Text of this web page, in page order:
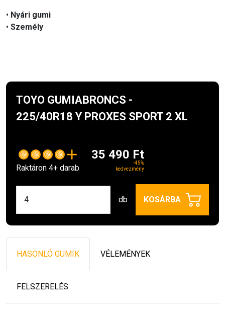
• Nyári gumi
• Személy
TOYO GUMIABRONCS -
225/40R18 Y PROXES SPORT 2 XL
Raktáron 4+ darab
35 490 Ft
-45%
kedvezmény
db KOSÁRBA
HASONLÓ GUMIK VÉLEMÉNYEK
FELSZERELÉS